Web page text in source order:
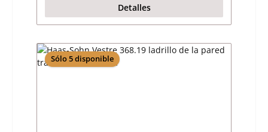
Detalles
Sólo 5 disponible